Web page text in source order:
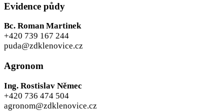
Evidence půdy
Bc. Roman Martinek
+420 739 167 244
puda@zdklenovice.cz
Agronom
Ing. Rostislav Němec
+420 736 474 504
agronom@zdklenovice.cz